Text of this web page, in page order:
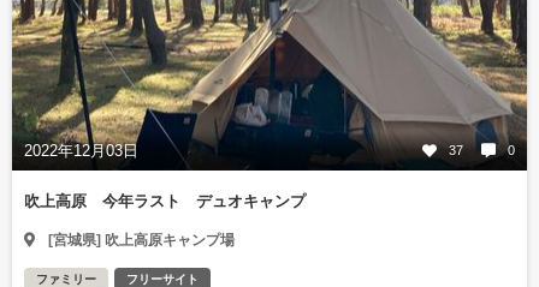
2022年12月03日 37 0
吹上高原 今年ラスト デュオキャンプ
[宮城県] 吹上高原キャンプ場
ファミリー フリーサイト